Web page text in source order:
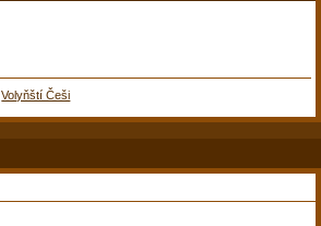
Volyňští Češi